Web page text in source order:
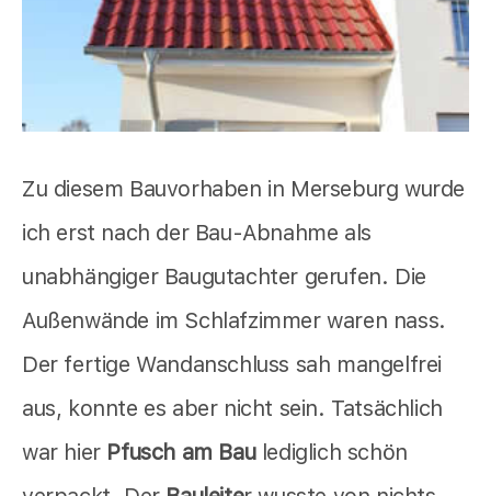
Zu diesem Bauvorhaben in Merseburg wurde
ich erst nach der Bau-Abnahme als
unabhängiger Baugutachter gerufen. Die
Außenwände im Schlafzimmer waren nass.
Der fertige Wandanschluss sah mangelfrei
aus, konnte es aber nicht sein. Tatsächlich
war hier Pfusch am Baulediglich schön